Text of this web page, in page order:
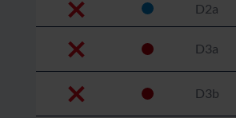
D2a
D3a
D3b